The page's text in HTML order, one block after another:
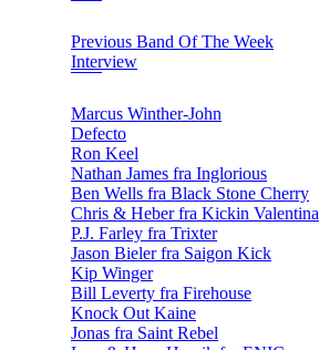
Previous Band Of The Week
Interview
Marcus Winther-John
Defecto
Ron Keel
Nathan James fra Inglorious
Ben Wells fra Black Stone Cherry
Chris & Heber fra Kickin Valentina
P.J. Farley fra Trixter
Jason Bieler fra Saigon Kick
Kip Winger
Bill Leverty fra Firehouse
Knock Out Kaine
Jonas fra Saint Rebel